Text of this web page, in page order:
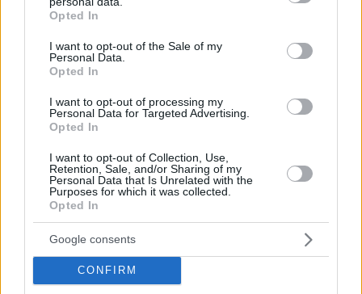
grant or deny consent to Google and its third-party tags to
use your data for below specified purposes in below Google
consent section.
Opted In
I want to opt-out of the Sale of my
Personal Data.
Opted In
I want to opt-out of processing my
Personal Data for Targeted Advertising.
Opted In
I want to opt-out of Collection, Use,
Retention, Sale, and/or Sharing of my
Personal Data that Is Unrelated with the
Purposes for which it was collected.
Opted In
Google consents
CONFIRM
φοιτητές τη σημαντική πρόοδο που έχει κάνει η
τέχνης μαθαίνουν για εποχές όπου η
πολιομυελίτιδα προκαλούσε τρόμο στις
συνόδευσε την ανάπτυξη του εμβολίου.
Συζητούν, επίσης, για μεγάλες πανδημίες του
παρελθόντος και τι γνώση μας έχουν αφήσει
σήμερα. Μάλιστα, οι δύο διδάσκοντες
θυμούνται ότι το 2009, όταν πρωτοξεκίνησαν
το συγκεκριμένο μάθημα, «η πανδημία έμοιαζε
με μια παλιομοδίτικη έννοια».
Ο Μπάρι Κόλερ τονίζει ότι η ιστορία της